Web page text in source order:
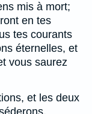
mis à mort;
en tes
tes courants
éternelles, et
vous saurez
et les deux